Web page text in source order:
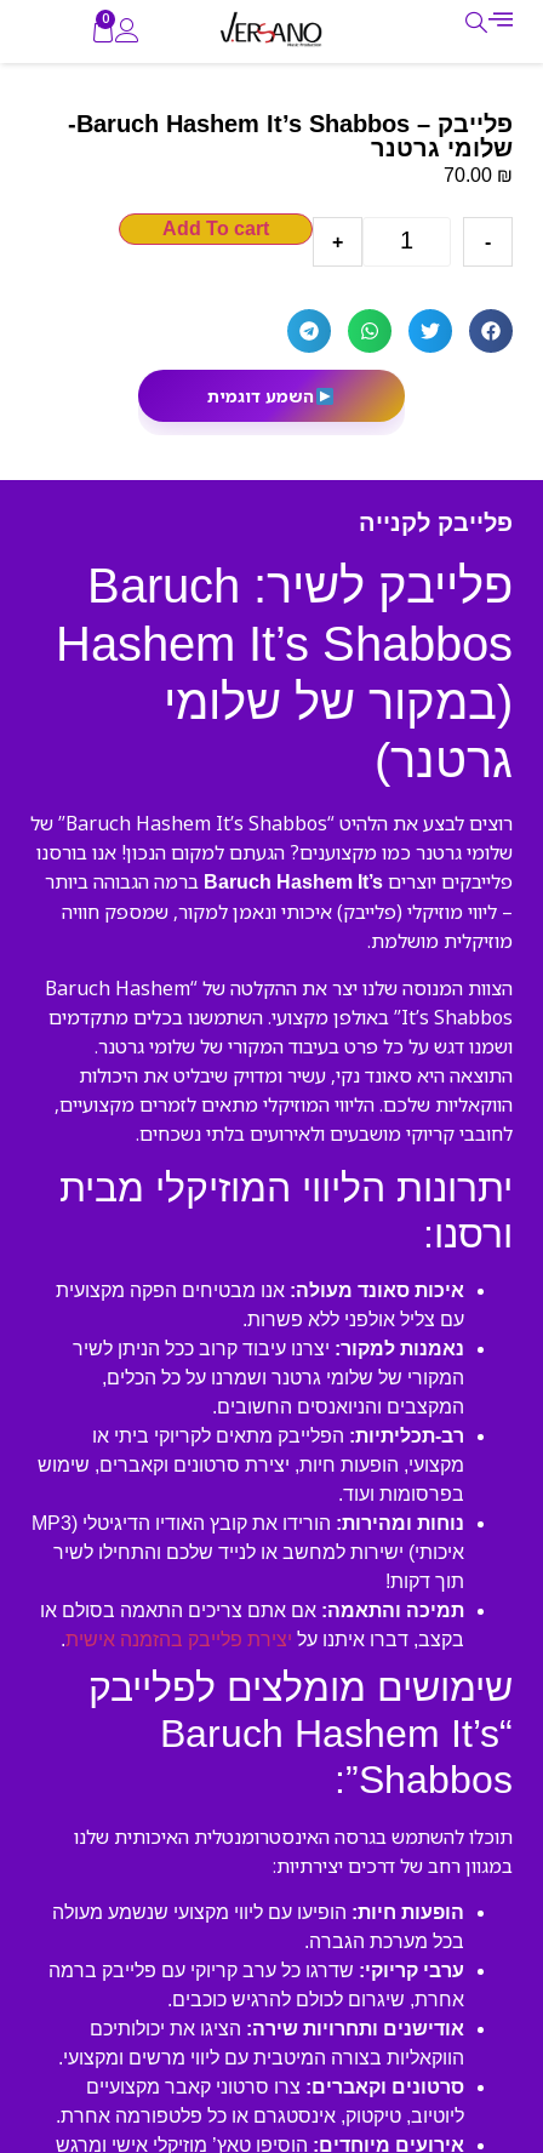
0
פלייבק – Baruch Hashem It’s Shabbos-
שלומי גרטנר
70.00 ₪
-
+
Add To cart
השמע דוגמית
פלייבק לקנייה
פלייבק לשיר: Baruch
Hashem It’s Shabbos
(במקור של שלומי
גרטנר)
רוצים לבצע את הלהיט “Baruch Hashem It’s Shabbos” של
שלומי גרטנר כמו מקצוענים? הגעתם למקום הנכון! אנו בורסנו
פלייבקים יוצרים Baruch Hashem It’s ברמה הגבוהה ביותר
– ליווי מוזיקלי (פלייבק) איכותי ונאמן למקור, שמספק חוויה
מוזיקלית מושלמת.
הצוות המנוסה שלנו יצר את ההקלטה של “Baruch Hashem
It’s Shabbos” באולפן מקצועי. השתמשנו בכלים מתקדמים
ושמנו דגש על כל פרט בעיבוד המקורי של שלומי גרטנר.
התוצאה היא סאונד נקי, עשיר ומדויק שיבליט את היכולות
הווקאליות שלכם. הליווי המוזיקלי מתאים לזמרים מקצועיים,
לחובבי קריוקי מושבעים ולאירועים בלתי נשכחים.
יתרונות הליווי המוזיקלי מבית
ורסנו:
איכות סאונד מעולה: אנו מבטיחים הפקה מקצועית
עם צליל אולפני ללא פשרות.
נאמנות למקור: יצרנו עיבוד קרוב ככל הניתן לשיר
המקורי של שלומי גרטנר ושמרנו על כל הכלים,
המקצבים והניואנסים החשובים.
רב-תכליתיות: הפלייבק מתאים לקריוקי ביתי או
מקצועי, הופעות חיות, יצירת סרטונים וקאברים, שימוש
בפרסומות ועוד.
נוחות ומהירות:
הורידו את קובץ האודיו הדיגיטלי (MP3
איכותי) ישירות למחשב או לנייד שלכם והתחילו לשיר
תוך דקות!
תמיכה והתאמה: אם אתם צריכים התאמה בסולם או
בקצב, דברו איתנו על יצירת פלייבק בהזמנה אישית.
שימושים מומלצים לפלייבק
“Baruch Hashem It’s
Shabbos”:
תוכלו להשתמש בגרסה האינסטרומנטלית האיכותית שלנו
במגוון רחב של דרכים יצירתיות:
הופעות חיות: הופיעו עם ליווי מקצועי שנשמע מעולה
בכל מערכת הגברה.
ערבי קריוקי: שדרגו כל ערב קריוקי עם פלייבק ברמה
אחרת, שיגרום לכולם להרגיש כוכבים.
אודישנים ותחרויות שירה: הציגו את יכולותיכם
הווקאליות בצורה המיטבית עם ליווי מרשים ומקצועי.
סרטונים וקאברים: צרו סרטוני קאבר מקצועיים
ליוטיוב, טיקטוק, אינסטגרם או כל פלטפורמה אחרת.
אירועים מיוחדים: הוסיפו טאץ’ מוזיקלי אישי ומרגש